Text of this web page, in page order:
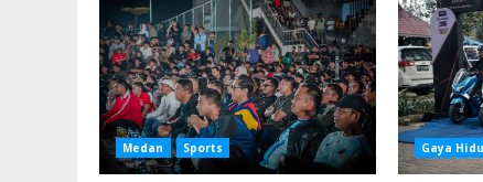
Medan Sports Gaya